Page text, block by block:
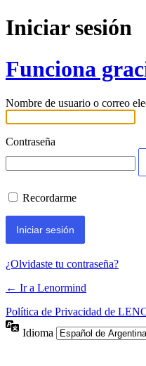
Iniciar sesión
Funciona
Nombre de usuario o correo
Contraseña
Recordarme
¿Olvidaste tu contraseña?
← Ir a Lenormind
Política de Privacidad de
Idioma